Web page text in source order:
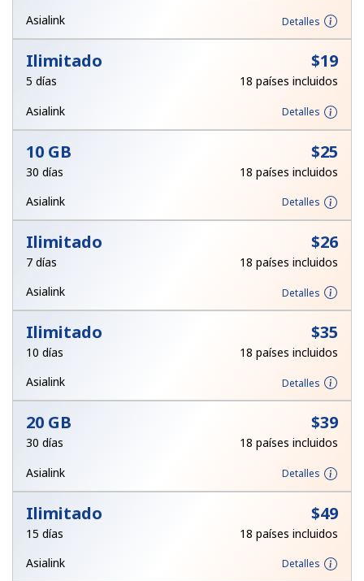
Inicia sesión oREGÍSTRATE →
¿Olvidaste tu contraseña? →
Asialink
Detalles
Ilimitado ⁦$19⁩
5 días
18 países incluidos
Asialink
Detalles
10 GB ⁦$25⁩
30 días
18 países incluidos
Asialink
Detalles
Ilimitado ⁦$26⁩
7 días
18 países incluidos
Asialink
Detalles
Ilimitado ⁦$35⁩
10 días
18 países incluidos
Asialink
Detalles
20 GB ⁦$39⁩
30 días
18 países incluidos
Asialink
Detalles
Ilimitado ⁦$49⁩
15 días
18 países incluidos
Asialink
Detalles